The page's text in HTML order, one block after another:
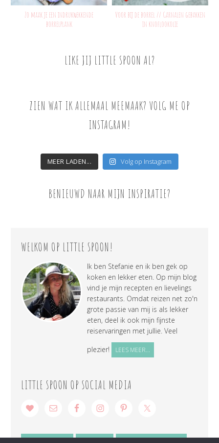
Zo maak je een indrukwekkende
borrelplank
Voor bij de borrel // Garnalen gebakken
in knoflookolie
LIKE JIJ LITTLE SPOON AL?
ZIEN WAT IK ALLEMAAL MEEMAAK? VOLG ME OP
INSTAGRAM!
MEER LADEN... Volg op Instagram
BENIEUWD NAAR MIJN INSPIRATIE?
WELKOM OP LITTLE SPOON!
Ik ben Stefanie en ik ben gek op
koken en lekker eten. Op mijn blog
vind je mijn recepten en lievelings
restaurants. Omdat reizen net zo'n
grote passie van mij is als lekker
eten, deel ik ook mijn fijnste
reiservaringen met jullie. Veel
plezier!
LEES MEER...
LITTLE SPOON OP SOCIAL MEDIA